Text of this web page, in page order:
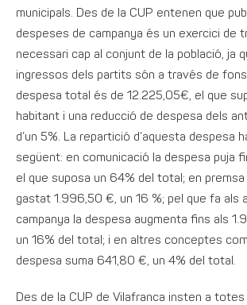
municipals. Des de la CUP entenen que
despeses de campanya és un exercici de
necessari cap al conjunt de la població, ja
ingressos dels partits són a través de fons
despesa total és de 12.225,05€, el que
habitant i una reducció de despesa dels
d’un 5%. La repartició d’aquesta despesa
següent: en comunicació la despesa puja
el que suposa un 64% del total; en premsa
gastat 1.996,50 €, un 16 %; pel que fa als
campanya la despesa augmenta fins als
un 16% del total; i en altres conceptes
despesa suma 641,80 €, un 4% del total.
Des de la CUP de Vilafranca insten a